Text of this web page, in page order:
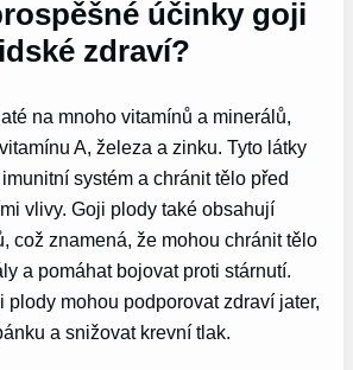
účinky goji
zdraví?
na mnoho vitamínů a minerálů,
A, železa a zinku. Tyto látky
systém a chránit tělo před
vlivy. Goji plody také obsahují
což znamená, že mohou chránit tělo
a pomáhat bojovat proti stárnutí.
plody mohou podporovat zdraví jater,
a snižovat krevní tlak.